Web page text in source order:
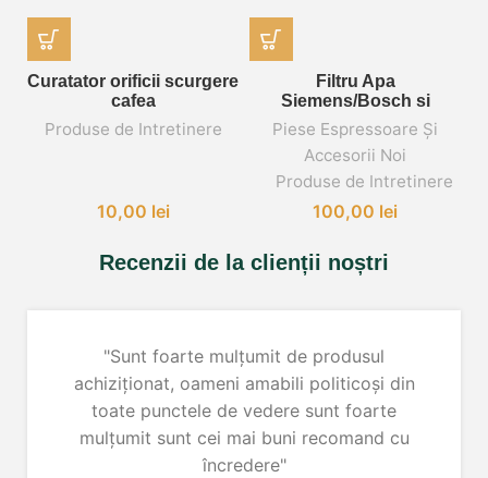
Curatator orificii scurgere
cafea
Produse de Intretinere
10,00 lei
Filtru Apa
Siemens/Bosch si
decalcifiant Melitta
Piese Espressoare Și
Accesorii Noi
Produse de Intretinere
100,00 lei
Recenzii de la clienții noștri
"Sunt foarte mulțumit de produsul
achiziționat, oameni amabili politicoși din
toate punctele de vedere sunt foarte
mulțumit sunt cei mai buni recomand cu
încredere"